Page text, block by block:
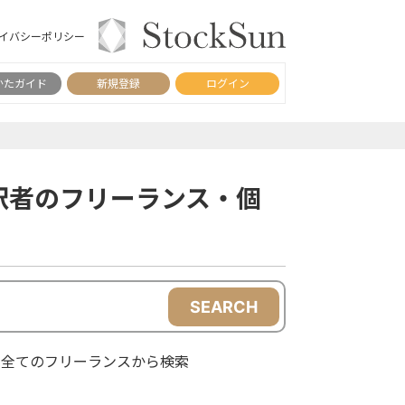
バシーポリシー
たガイド 新規登録 ログイン
のフリーランス・個
SEARCH
全てのフリーランスから検索